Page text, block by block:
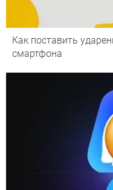
Как поставить
смартфона